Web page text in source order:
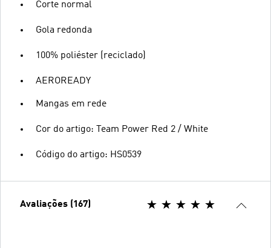
Corte normal
Gola redonda
100% poliéster (reciclado)
AEROREADY
Mangas em rede
Cor do artigo: Team Power Red 2 / White
Código do artigo: HS0539
Avaliações (167)